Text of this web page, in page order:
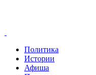
Политика
Истории
Афиша